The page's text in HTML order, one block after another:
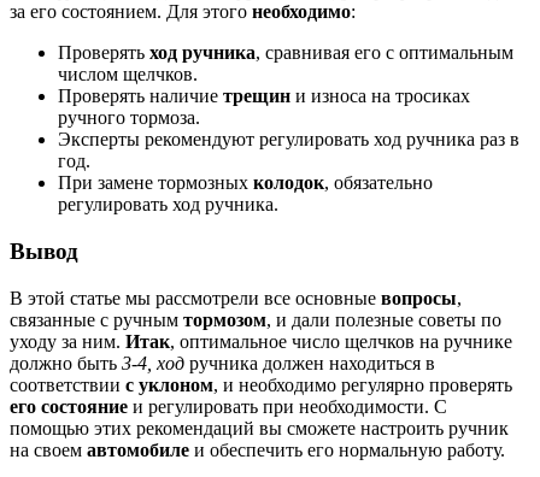
за его состоянием. Для этого необходимо:
Проверять ход ручника, сравнивая его с оптимальным
числом щелчков.
Проверять наличие трещин и износа на тросиках
ручного тормоза.
Эксперты рекомендуют регулировать ход ручника раз в
год.
При замене тормозных колодок, обязательно
регулировать ход ручника.
Вывод
В этой статье мы рассмотрели все основные вопросы,
связанные с ручным тормозом, и дали полезные советы по
уходу за ним. Итак, оптимальное число щелчков на ручнике
должно быть 3-4, ход ручника должен находиться в
соответствии с уклоном, и необходимо регулярно проверять
его состояние и регулировать при необходимости. С
помощью этих рекомендаций вы сможете настроить ручник
на своем автомобиле и обеспечить его нормальную работу.